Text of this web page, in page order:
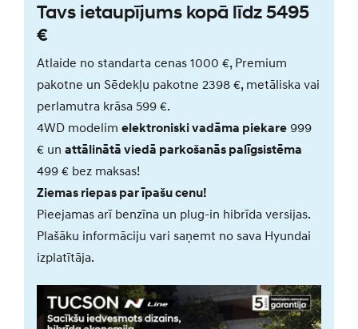
Tavs ietaupījums kopā līdz 5495
€
Atlaide no standarta cenas 1000 €, Premium
pakotne un Sēdekļu pakotne 2398 €, metāliska vai
perlamutra krāsa 599 €.
4WD modelim elektroniski vadāma piekare999
€ un attālinātā viedā parkošanās palīgsistēma
499 € bez maksas!
Ziemas riepas par īpašu cenu!
Pieejamas arī benzīna un plug-in hibrīda versijas.
Plašāku informāciju vari saņemt no sava Hyundai
izplatītāja.